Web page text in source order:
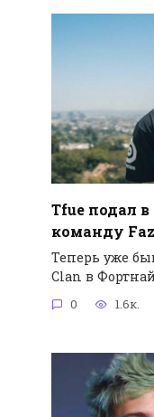
Tfue подал
команду
Теперь уже
Clan в
0 1.6к.